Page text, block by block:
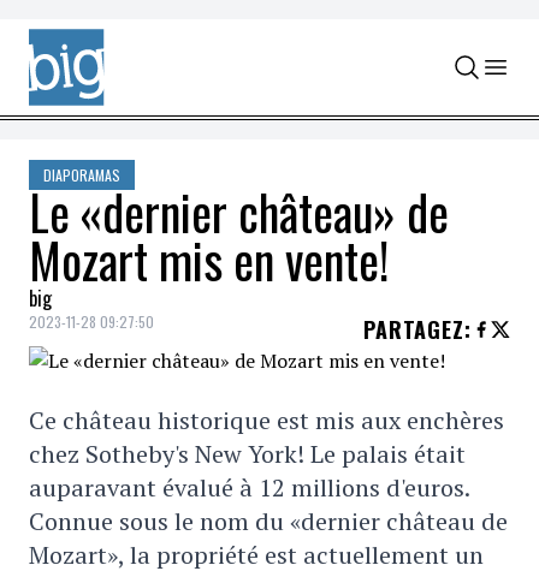
Skip to content
DIAPORAMAS
Le «dernier château» de
Mozart mis en vente!
big
2023-11-28 09:27:50 PARTAGEZ:
Ce château historique est mis aux enchères
chez Sotheby's New York! Le palais était
auparavant évalué à 12 millions d'euros.
Connue sous le nom du «dernier château de
Mozart», la propriété est actuellement un